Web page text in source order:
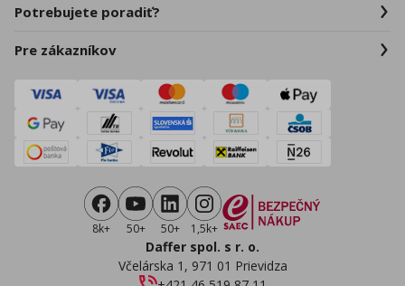
Potrebujete poradiť?
Pre zákazníkov
Daffer spol. s r. o.
Včelárska 1, 971 01 Prievidza
8k+ 50+ 50+ 1,5k+